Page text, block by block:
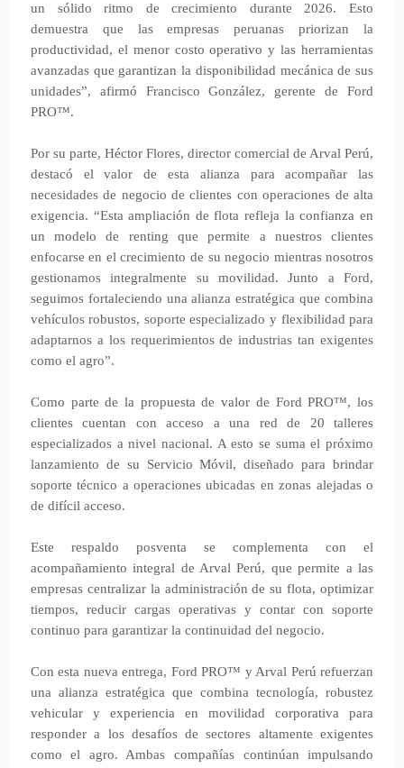
un sólido ritmo de crecimiento durante 2026. Esto
demuestra que las empresas peruanas priorizan la
productividad, el menor costo operativo y las herramientas
avanzadas que garantizan la disponibilidad mecánica de sus
unidades”, afirmó Francisco González, gerente de Ford
PRO™.
Por su parte, Héctor Flores, director comercial de Arval Perú,
destacó el valor de esta alianza para acompañar las
necesidades de negocio de clientes con operaciones de alta
exigencia. “Esta ampliación de flota refleja la confianza en
un modelo de renting que permite a nuestros clientes
enfocarse en el crecimiento de su negocio mientras nosotros
gestionamos integralmente su movilidad. Junto a Ford,
seguimos fortaleciendo una alianza estratégica que combina
vehículos robustos, soporte especializado y flexibilidad para
adaptarnos a los requerimientos de industrias tan exigentes
como el agro”.
Como parte de la propuesta de valor de Ford PRO™, los
clientes cuentan con acceso a una red de 20 talleres
especializados a nivel nacional. A esto se suma el próximo
lanzamiento de su Servicio Móvil, diseñado para brindar
soporte técnico a operaciones ubicadas en zonas alejadas o
de difícil acceso.
Este respaldo posventa se complementa con el
acompañamiento integral de Arval Perú, que permite a las
empresas centralizar la administración de su flota, optimizar
tiempos, reducir cargas operativas y contar con soporte
continuo para garantizar la continuidad del negocio.
Con esta nueva entrega, Ford PRO™ y Arval Perú refuerzan
una alianza estratégica que combina tecnología, robustez
vehicular y experiencia en movilidad corporativa para
responder a los desafíos de sectores altamente exigentes
como el agro. Ambas compañías continúan impulsando